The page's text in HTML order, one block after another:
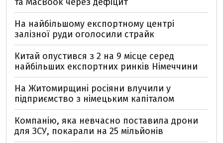
На найбільшому експортному центрі
залізної руди оголосили страйк
Китай опустився з 2 на 9 місце серед
найбільших експортних ринків Німеччини
На Житомирщині росіяни влучили у
підприємство з німецьким капіталом
Компанію, яка невчасно поставила дрони
для ЗСУ, покарали на 25 мільйонів